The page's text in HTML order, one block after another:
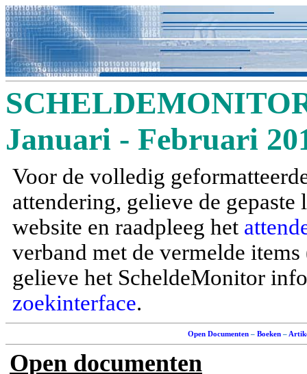
Januari - Februari
Voor de volledig
attendering, gelieve de
website en raadpleeg het
verband met de vermelde
gelieve het ScheldeMonitor
zoekinterface.
Open Documenten– Boeken–
Open documenten